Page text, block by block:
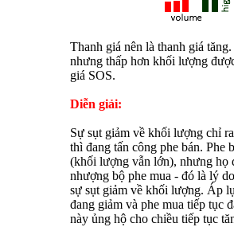
Thanh giá nên là thanh giá
nhưng thấp hơn khối lượng
giá SOS.
Diễn giải:
Sự sụt giảm về khối lượng chỉ
thì đang tấn công phe bán. Phe
(khối lượng vẫn lớn), nhưng họ
nhượng bộ phe mua - đó là lý
sự sụt giảm về khối lượng. Áp
đang giảm và phe mua tiếp tục
này ủng hộ cho chiều tiếp tục